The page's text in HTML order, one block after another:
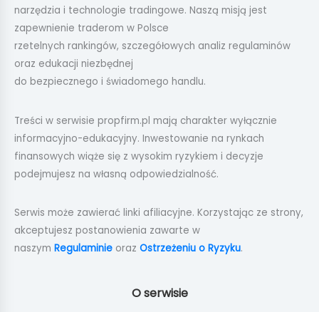
narzędzia i technologie tradingowe. Naszą misją jest
zapewnienie traderom w Polsce
rzetelnych rankingów, szczegółowych analiz regulaminów
oraz edukacji niezbędnej
do bezpiecznego i świadomego handlu.
Treści w serwisie propfirm.pl mają charakter wyłącznie
informacyjno-edukacyjny. Inwestowanie na rynkach
finansowych wiąże się z wysokim ryzykiem i decyzje
podejmujesz na własną odpowiedzialność.
Serwis może zawierać linki afiliacyjne. Korzystając ze strony,
akceptujesz postanowienia zawarte w
naszym Regulaminie oraz Ostrzeżeniu o Ryzyku.
O serwisie